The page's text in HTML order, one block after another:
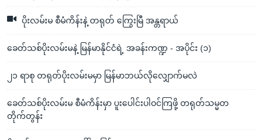
ပိုးလမ်းမ စီမံကိန်းနဲ့ တရုတ် ကြွေးမြီ အန္တရာယ်
ခေတ်သစ်ပိုးလမ်းမနဲ့ မြန်မာနိုင်ငံရဲ့ အခန်းကဏ္ဍ - အပိုင်း (၁)
၂၁ ရာစု တရုတ်ပိုးလမ်းမမှာ မြန်မာဘယ်လိုလျှောက်မလဲ
ခေတ်သစ်ပိုးလမ်းမ စီမံကိန်းမှာ ပူးပေါင်းပါဝင်ကြဖို့ တရုတ်သမ္မတ
တိုက်တွန်း